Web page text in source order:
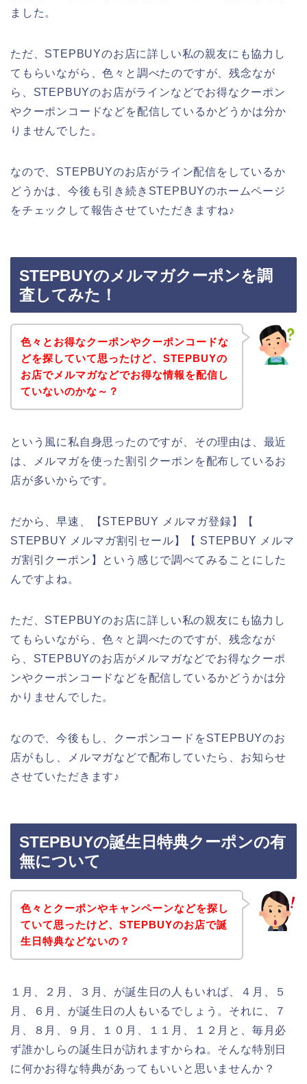
ました。
ただ、STEPBUYのお店に詳しい私の親友にも協力し
てもらいながら、色々と調べたのですが、残念なが
ら、STEPBUYのお店がラインなどでお得なクーポン
やクーポンコードなどを配信しているかどうかは分か
りませんでした。
なので、STEPBUYのお店がライン配信をしているか
どうかは、今後も引き続きSTEPBUYのホームページ
をチェックして報告させていただきますね♪
STEPBUYのメルマガクーポンを調
査してみた！
色々とお得なクーポンやクーポンコードな
どを探していて思ったけど、STEPBUYの
お店でメルマガなどでお得な情報を配信し
ていないのかな～？
という風に私自身思ったのですが、その理由は、最近
は、メルマガを使った割引クーポンを配布しているお
店が多いからです。
だから、早速、【STEPBUY メルマガ登録】【
STEPBUY メルマガ割引セール】【 STEPBUY メルマ
ガ割引クーポン】という感じで調べてみることにした
んですよね。
ただ、STEPBUYのお店に詳しい私の親友にも協力し
てもらいながら、色々と調べたのですが、残念なが
ら、STEPBUYのお店がメルマガなどでお得なクーポ
ンやクーポンコードなどを配信しているかどうかは分
かりませんでした。
なので、今後もし、クーポンコードをSTEPBUYのお
店がもし、メルマガなどで配布していたら、お知らせ
させていただきます♪
STEPBUYの誕生日特典クーポンの有
無について
色々とクーポンやキャンペーンなどを探し
ていて思ったけど、STEPBUYのお店で誕
生日特典などないの？
１月、２月、３月、が誕生日の人もいれば、４月、５
月、６月、が誕生日の人もいるでしょう。それに、７
月、８月、９月、１０月、１１月、１２月と、毎月必
ず誰かしらの誕生日が訪れますからね。そんな特別日
に何かお得な特典があってもいいと思いませんか？